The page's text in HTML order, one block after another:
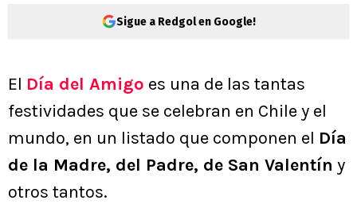
Sigue a Redgol en Google!
El Día del Amigo es una de las tantas
festividades que se celebran en Chile y el
mundo, en un listado que componen el Día
de la Madre, del Padre, de San Valentín y
otros tantos.